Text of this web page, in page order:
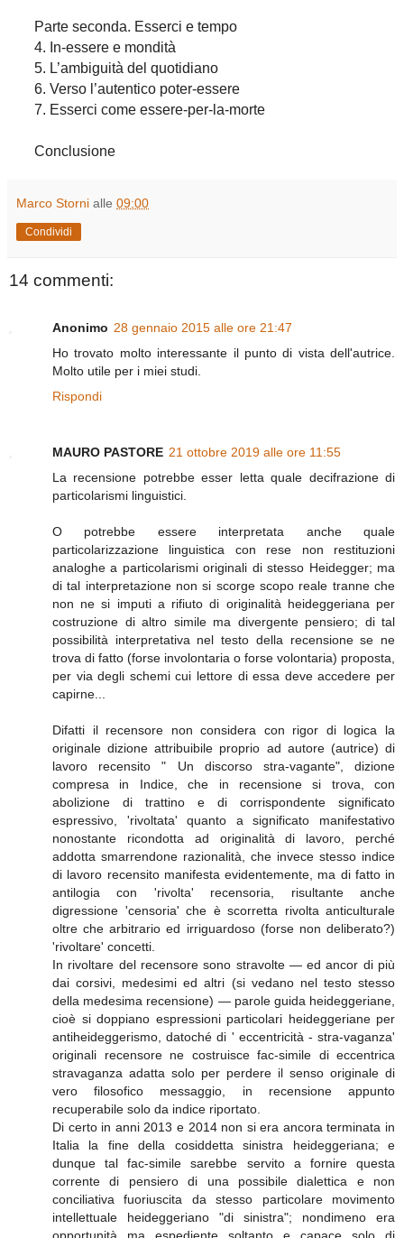
Parte seconda. Esserci e tempo
4. In-essere e mondità
5. L’ambiguità del quotidiano
6. Verso l’autentico poter-essere
7. Esserci come essere-per-la-morte
Conclusione
Marco Storni alle 09:00
Condividi
14 commenti:
Anonimo 28 gennaio 2015 alle ore 21:47
Ho trovato molto interessante il punto di vista dell'autrice.
Molto utile per i miei studi.
Rispondi
MAURO PASTORE 21 ottobre 2019 alle ore 11:55
La recensione potrebbe esser letta quale decifrazione di
particolarismi linguistici.
O potrebbe essere interpretata anche quale
particolarizzazione linguistica con rese non restituzioni
analoghe a particolarismi originali di stesso Heidegger; ma
di tal interpretazione non si scorge scopo reale tranne che
non ne si imputi a rifiuto di originalità heideggeriana per
costruzione di altro simile ma divergente pensiero; di tal
possibilità interpretativa nel testo della recensione se ne
trova di fatto (forse involontaria o forse volontaria) proposta,
per via degli schemi cui lettore di essa deve accedere per
capirne...
Difatti il recensore non considera con rigor di logica la
originale dizione attribuibile proprio ad autore (autrice) di
lavoro recensito " Un discorso stra-vagante", dizione
compresa in Indice, che in recensione si trova, con
abolizione di trattino e di corrispondente significato
espressivo, 'rivoltata' quanto a significato manifestativo
nonostante ricondotta ad originalità di lavoro, perché
addotta smarrendone razionalità, che invece stesso indice
di lavoro recensito manifesta evidentemente, ma di fatto in
antilogia con 'rivolta' recensoria, risultante anche
digressione 'censoria' che è scorretta rivolta anticulturale
oltre che arbitrario ed irriguardoso (forse non deliberato?)
'rivoltare' concetti.
In rivoltare del recensore sono stravolte — ed ancor di più
dai corsivi, medesimi ed altri (si vedano nel testo stesso
della medesima recensione) — parole guida heideggeriane,
cioè si doppiano espressioni particolari heideggeriane per
antiheideggerismo, datoché di ' eccentricità - stra-vaganza'
originali recensore ne costruisce fac-simile di eccentrica
stravaganza adatta solo per perdere il senso originale di
vero filosofico messaggio, in recensione appunto
recuperabile solo da indice riportato.
Di certo in anni 2013 e 2014 non si era ancora terminata in
Italia la fine della cosiddetta sinistra heideggeriana; e
dunque tal fac-simile sarebbe servito a fornire questa
corrente di pensiero di una possibile dialettica e non
conciliativa fuoriuscita da stesso particolare movimento
intellettuale heideggeriano "di sinistra"; nondimeno era
opportunità ma espediente soltanto e capace solo di